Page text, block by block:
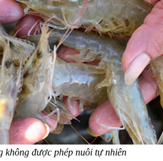
không được phép nuôi tự nhiên